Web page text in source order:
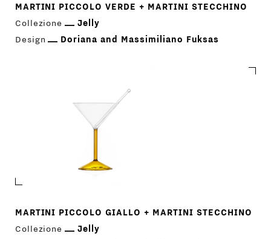
MARTINI PICCOLO VERDE + MARTINI STECCHINO
Collezione
Jelly
Design
Doriana and Massimiliano Fuksas
MARTINI PICCOLO GIALLO + MARTINI STECCHINO
Collezione
Jelly